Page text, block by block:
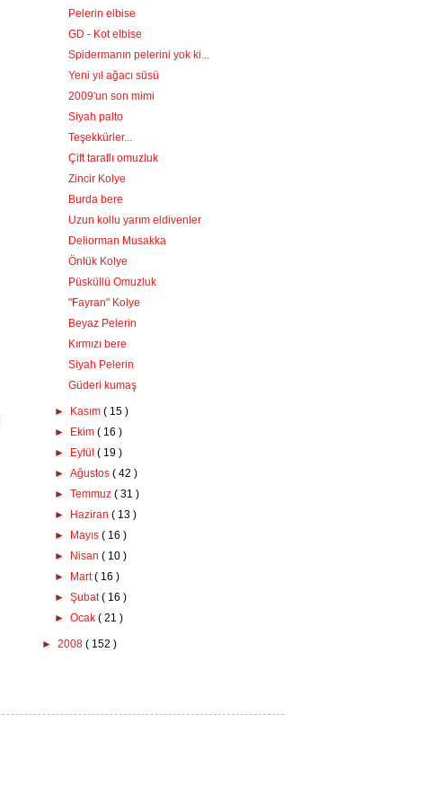
Pelerin elbise
GD - Kot elbise
Spidermanın pelerini yok ki...
Yeni yıl ağacı süsü
2009'un son mimi
Siyah palto
Teşekkürler...
Çift taraflı omuzluk
Zincir Kolye
Burda bere
Uzun kollu yarım eldivenler
Deliorman Musakka
Önlük Kolye
Püsküllü Omuzluk
"Fayran" Kolye
Beyaz Pelerin
Kırmızı bere
Siyah Pelerin
Güderi kumaş
► Kasım( 15 )
►
Ekim( 16 )
►
Eylül( 19 )
►Ağustos( 42 )
►Temmuz( 31 )
►
Haziran( 13 )
►
Mayıs( 16 )
►
Nisan( 10 )
►
Mart( 16 )
►Şubat( 16 )
►Ocak( 21 )
► 2008 ( 152 )